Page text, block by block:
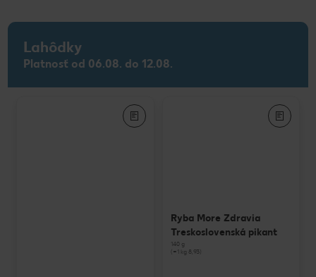
Lahôdky
Platnosť od 06.08. do 12.08.
Ryba More Zdravia
Treskoslovenská pikant
140 g
(=1 kg 8,93)